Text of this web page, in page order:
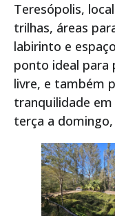
Teresópolis,
trilhas, áreas
labirinto e
ponto ideal para
livre, e também
tranquilidade
terça a domingo,